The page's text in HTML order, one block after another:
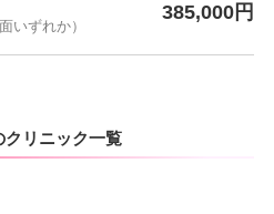
いずれか）
385,000円
リニック一覧